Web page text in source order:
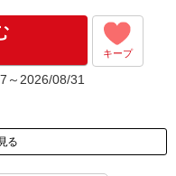
キープ
～2026/08/31
る